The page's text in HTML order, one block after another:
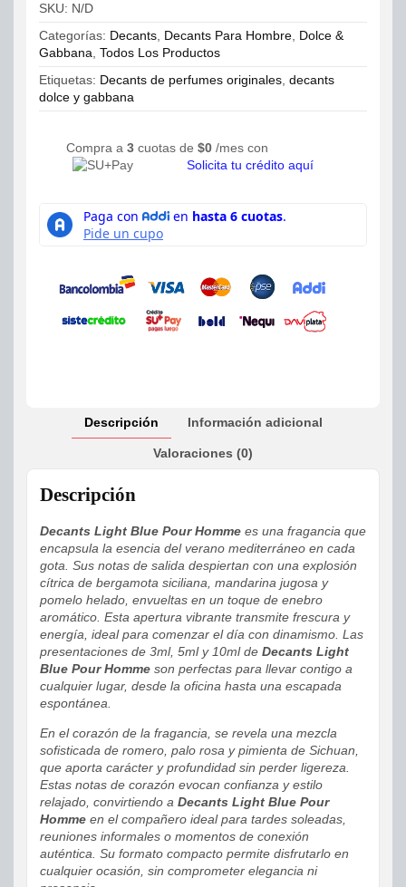
Toilette
cantidad
SKU: N/D
Categorías: Decants, Decants Para Hombre, Dolce &
Gabbana, Todos Los Productos
Etiquetas: Decants de perfumes originales, decants
dolce y gabbana
Compra a 3 cuotas de $0 /mes con
Solicita tu crédito aquí
Descripción Información adicional
Valoraciones (0)
Descripción
Decants Light Blue Pour Homme es una fragancia que
encapsula la esencia del verano mediterráneo en cada
gota. Sus notas de salida despiertan con una explosión
cítrica de bergamota siciliana, mandarina jugosa y
pomelo helado, envueltas en un toque de enebro
aromático. Esta apertura vibrante transmite frescura y
energía, ideal para comenzar el día con dinamismo. Las
presentaciones de 3ml, 5ml y 10ml de Decants Light
Blue Pour Homme son perfectas para llevar contigo a
cualquier lugar, desde la oficina hasta una escapada
espontánea.
En el corazón de la fragancia, se revela una mezcla
sofisticada de romero, palo rosa y pimienta de Sichuan,
que aporta carácter y profundidad sin perder ligereza.
Estas notas de corazón evocan confianza y estilo
relajado, convirtiendo a Decants Light Blue Pour
Homme en el compañero ideal para tardes soleadas,
reuniones informales o momentos de conexión
auténtica. Su formato compacto permite disfrutarlo en
cualquier ocasión, sin comprometer elegancia ni